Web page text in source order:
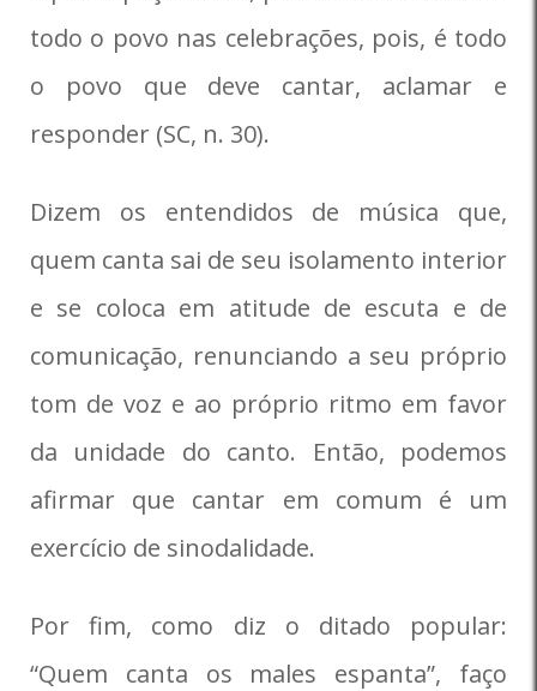
todo o povo nas celebrações, pois, é todo
o povo que deve cantar, aclamar e
responder (SC, n. 30).
Dizem os entendidos de música que,
quem canta sai de seu isolamento interior
e se coloca em atitude de escuta e de
comunicação, renunciando a seu próprio
tom de voz e ao próprio ritmo em favor
da unidade do canto. Então, podemos
afirmar que cantar em comum é um
exercício de sinodalidade.
Por fim, como diz o ditado popular:
“Quem canta os males espanta”, faço